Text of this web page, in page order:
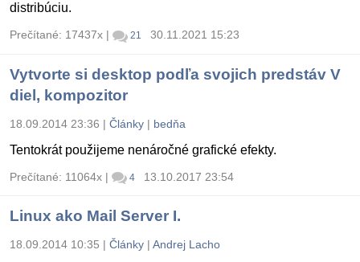
distribúciu.
Prečítané: 17437x | 21 30.11.2021 15:23
Vytvorte si desktop podľa svojich predstáv V
diel, kompozitor
18.09.2014 23:36 | Články | bedňa
Tentokrát použijeme nenáročné grafické efekty.
Prečítané: 11064x | 4 13.10.2017 23:54
Linux ako Mail Server I.
18.09.2014 10:35 | Články | Andrej Lacho